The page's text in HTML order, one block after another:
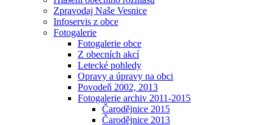
Zpravodaj Naše Vesnice
Infoservis z obce
Fotogalerie
Fotogalerie obce
Z obecních akcí
Letecké pohledy
Opravy a úpravy na obci
Povodeň 2002, 2013
Fotogalerie archiv 2011-2015
Čarodějnice 2015
Čarodějnice 2013